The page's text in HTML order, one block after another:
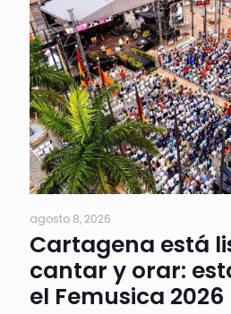
agosto 8, 2026
Cartagena está
cantar y orar:
el Femusica 2026